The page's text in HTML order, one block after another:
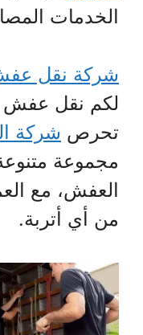
الخدمات
شركة نقل
لكم نقل عفش
تحرص شركة
مجموعة
العفش، مع
من أي أتربة.